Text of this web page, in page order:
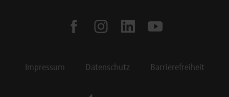
facebookinstagramlinkedinyoutube
Impressum Datenschutz Barrierefreiheit